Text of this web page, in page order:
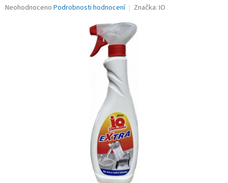
Průměrné
Neohodnoceno Podrobnosti hodnocení Značka: IO